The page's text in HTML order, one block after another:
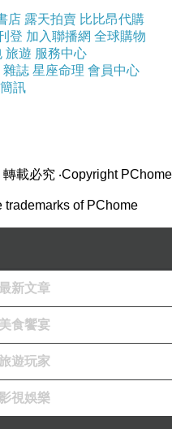
店 露天拍賣 比比昂代購
登 加入聯播網 全球購物
旅遊 服務中心
雜誌 星座命理 會員中心
訊
轉載必究 ‧Copyright PChome
trademarks of PChome
新文章
美食饗宴
遊玩家
視娛樂